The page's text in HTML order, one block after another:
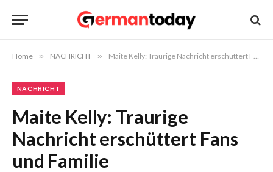
Home » NACHRICHT » Maite Kelly: Traurige Nachricht erschüttert Fans und Familie
NACHRICHT
Maite Kelly: Traurige
Nachricht erschüttert Fans
und Familie